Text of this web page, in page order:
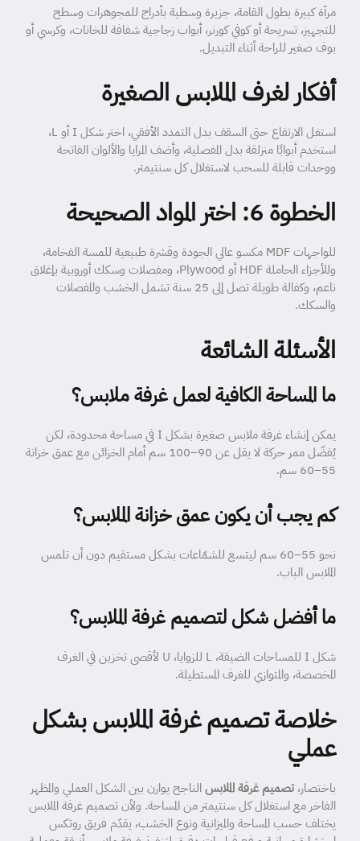
مرآة كبيرة بطول القامة، جزيرة وسطية بأدراج للمجوهرات وسطح
للتجهيز، تسريحة أو كوفي كورنر، أبواب زجاجية شفافة للخانات، وكرسي أو
بوف صغير للراحة أثناء التبديل.
أفكار لغرف الملابس الصغيرة
استغل الارتفاع حتى السقف بدل التمدد الأفقي، اختر شكل I أو L،
استخدم أبوابًا منزلقة بدل المفصلية، وأضف المرايا والألوان الفاتحة
ووحدات قابلة للسحب لاستغلال كل سنتيمتر.
الخطوة 6: اختر المواد الصحيحة
للواجهات MDF مكسو عالي الجودة وقشرة طبيعية للمسة الفخامة،
وللأجزاء الحاملة HDF أو Plywood، ومفصلات وسكك أوروبية بإغلاق
ناعم، وكفالة طويلة تصل إلى 25 سنة تشمل الخشب والمفصلات
والسكك.
الأسئلة الشائعة
ما المساحة الكافية لعمل غرفة ملابس؟
يمكن إنشاء غرفة ملابس صغيرة بشكل I في مساحة محدودة، لكن
يُفضّل ممر حركة لا يقل عن 90–100 سم أمام الخزائن مع عمق خزانة
55–60 سم.
كم يجب أن يكون عمق خزانة الملابس؟
نحو 55–60 سم ليتسع للشمّاعات بشكل مستقيم دون أن تلمس
الملابس الباب.
ما أفضل شكل لتصميم غرفة الملابس؟
شكل I للمساحات الضيقة، L للزوايا، U لأقصى تخزين في الغرف
المخصصة، والمتوازي للغرف المستطيلة.
خلاصة تصميم غرفة الملابس بشكل
عملي
باختصار،تصميم غرفة الملابسالناجح يوازن بين الشكل العملي والمظهر
الفاخر مع استغلال كل سنتيمتر من المساحة. ولأن تصميم غرفة الملابس
يختلف حسب المساحة والميزانية ونوع الخشب، يقدّم فريق روتكس